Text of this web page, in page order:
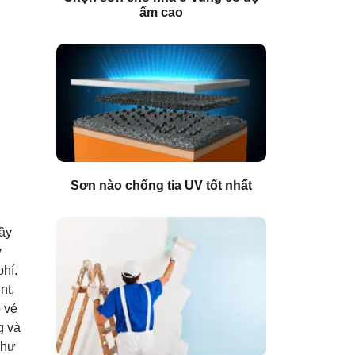
vẻ
và
ẩm cao
Sơn nào chống tia UV tốt nhất